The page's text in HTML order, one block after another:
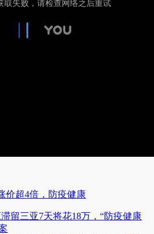
价超4倍，防疫健康
留三亚7天将花18万，“防疫健康